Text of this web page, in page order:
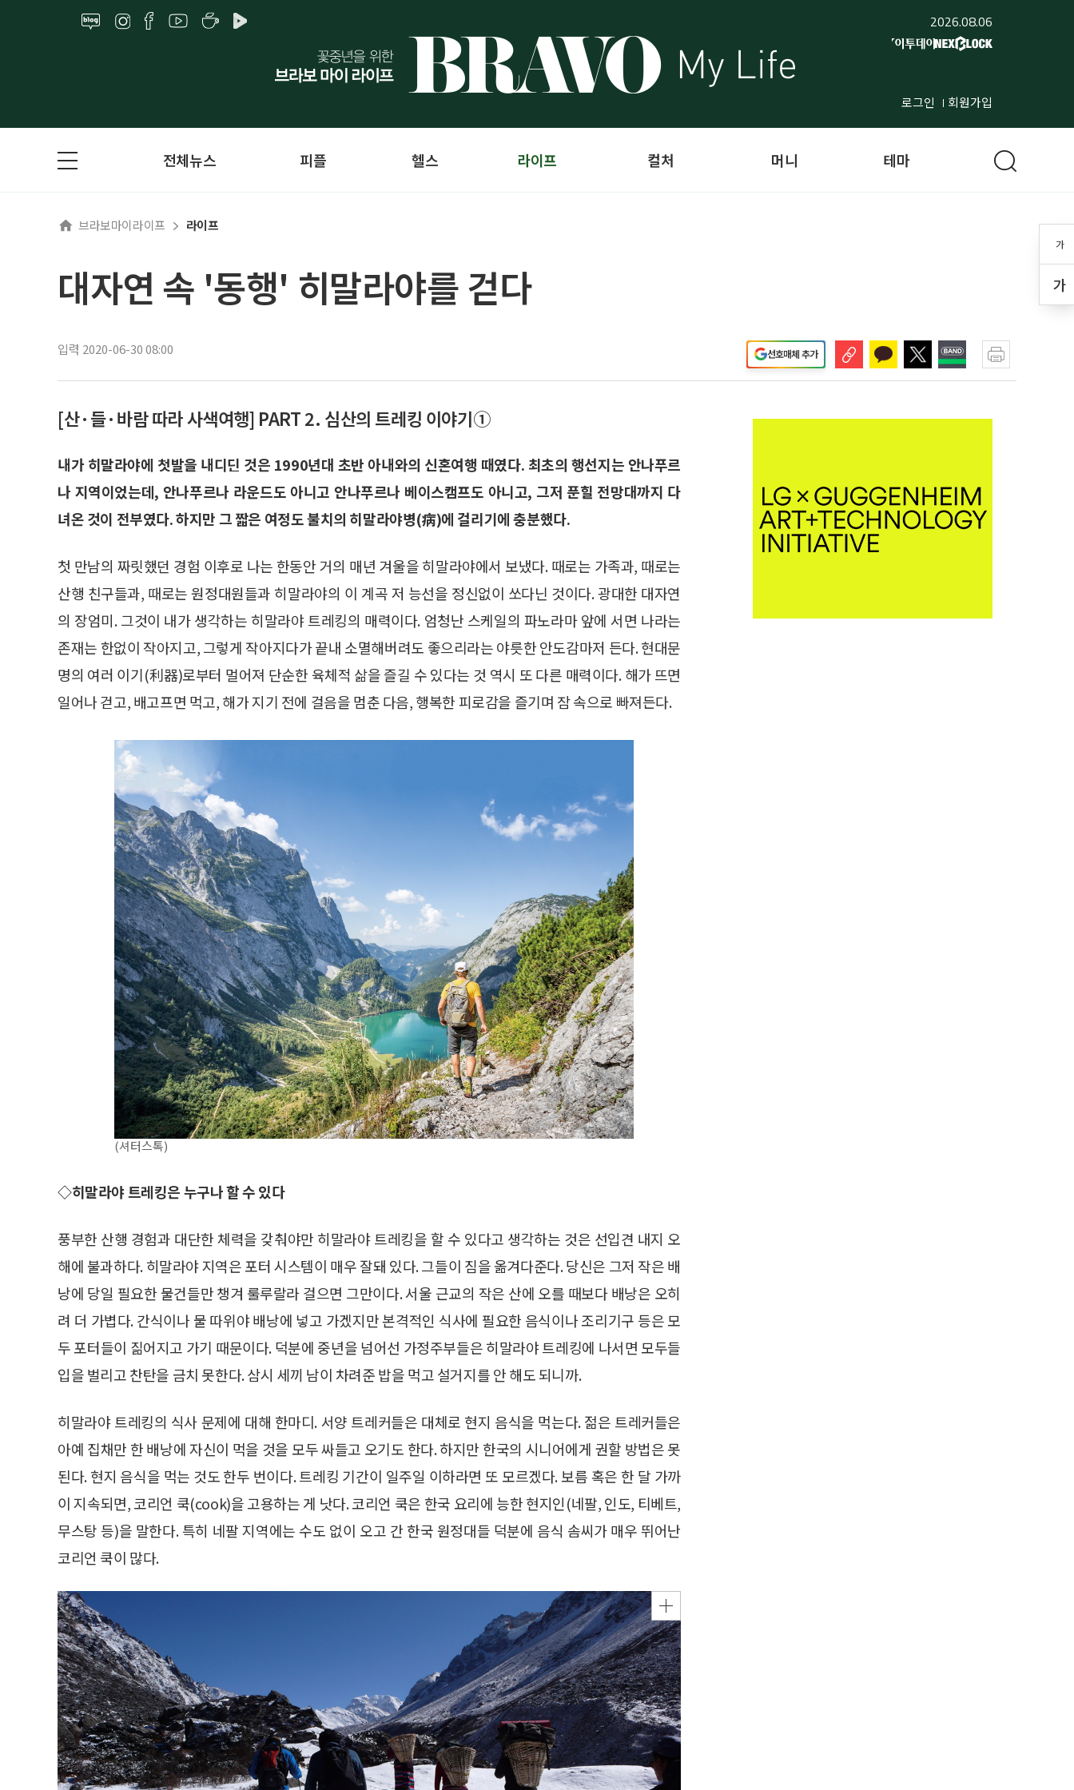
2026.08.06
로그인 회원가입
가
가
전체뉴스 피플 헬스 라이프 컬처 머니 테마
브라보마이라이프 라이프
대자연 속 '동행' 히말라야를 걷다
입력 2020-06-30 08:00 선호매체 추가
[산·들·바람 따라 사색여행] PART 2. 심산의 트레킹 이야기①
내가 히말라야에 첫발을 내디딘 것은 1990년대 초반 아내와의 신혼여행 때였다. 최초의 행선지는 안나푸르
나 지역이었는데, 안나푸르나 라운드도 아니고 안나푸르나 베이스캠프도 아니고, 그저 푼힐 전망대까지 다
녀온 것이 전부였다. 하지만 그 짧은 여정도 불치의 히말라야병(病)에 걸리기에 충분했다.
첫 만남의 짜릿했던 경험 이후로 나는 한동안 거의 매년 겨울을 히말라야에서 보냈다. 때로는 가족과, 때로는
산행 친구들과, 때로는 원정대원들과 히말라야의 이 계곡 저 능선을 정신없이 쏘다닌 것이다. 광대한 대자연
의 장엄미. 그것이 내가 생각하는 히말라야 트레킹의 매력이다. 엄청난 스케일의 파노라마 앞에 서면 나라는
존재는 한없이 작아지고, 그렇게 작아지다가 끝내 소멸해버려도 좋으리라는 야릇한 안도감마저 든다. 현대문
명의 여러 이기(利器)로부터 멀어져 단순한 육체적 삶을 즐길 수 있다는 것 역시 또 다른 매력이다. 해가 뜨면
일어나 걷고, 배고프면 먹고, 해가 지기 전에 걸음을 멈춘 다음, 행복한 피로감을 즐기며 잠 속으로 빠져든다.
(셔터스톡)
◇히말라야 트레킹은 누구나 할 수 있다
풍부한 산행 경험과 대단한 체력을 갖춰야만 히말라야 트레킹을 할 수 있다고 생각하는 것은 선입견 내지 오
해에 불과하다. 히말라야 지역은 포터 시스템이 매우 잘돼 있다. 그들이 짐을 옮겨다준다. 당신은 그저 작은 배
낭에 당일 필요한 물건들만 챙겨 룰루랄라 걸으면 그만이다. 서울 근교의 작은 산에 오를 때보다 배낭은 오히
려 더 가볍다. 간식이나 물 따위야 배낭에 넣고 가겠지만 본격적인 식사에 필요한 음식이나 조리기구 등은 모
두 포터들이 짊어지고 가기 때문이다. 덕분에 중년을 넘어선 가정주부들은 히말라야 트레킹에 나서면 모두들
입을 벌리고 찬탄을 금치 못한다. 삼시 세끼 남이 차려준 밥을 먹고 설거지를 안 해도 되니까.
히말라야 트레킹의 식사 문제에 대해 한마디. 서양 트레커들은 대체로 현지 음식을 먹는다. 젊은 트레커들은
아예 집채만 한 배낭에 자신이 먹을 것을 모두 싸들고 오기도 한다. 하지만 한국의 시니어에게 권할 방법은 못
된다. 현지 음식을 먹는 것도 한두 번이다. 트레킹 기간이 일주일 이하라면 또 모르겠다. 보름 혹은 한 달 가까
이 지속되면, 코리언 쿡(cook)을 고용하는 게 낫다. 코리언 쿡은 한국 요리에 능한 현지인(네팔, 인도, 티베트,
무스탕 등)을 말한다. 특히 네팔 지역에는 수도 없이 오고 간 한국 원정대들 덕분에 음식 솜씨가 매우 뛰어난
코리언 쿡이 많다.